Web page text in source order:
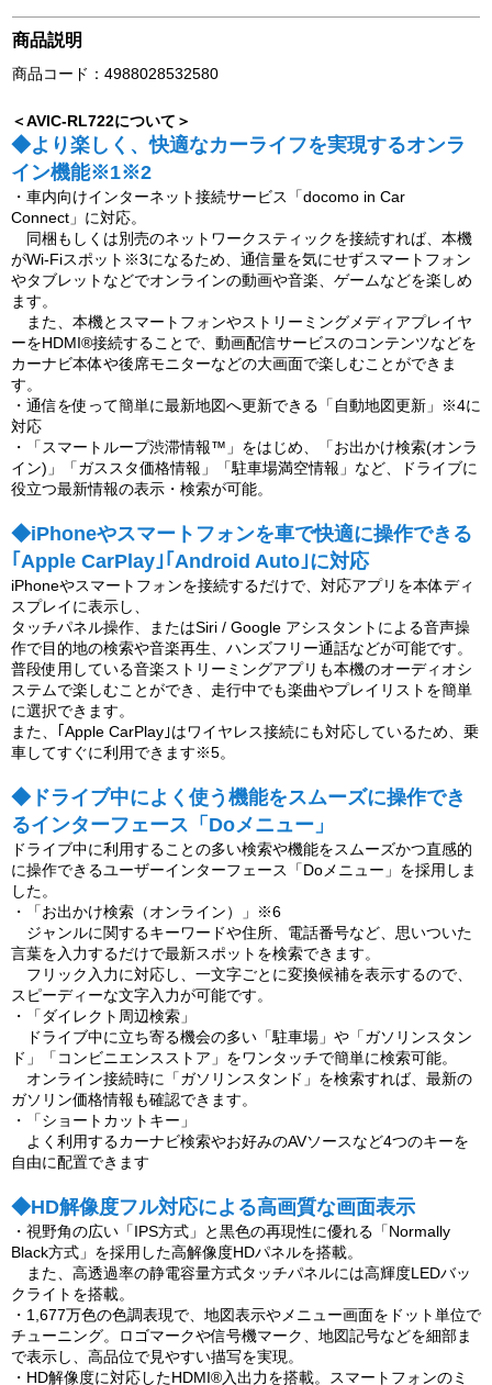
商品説明
商品コード：4988028532580
＜AVIC-RL722について＞
◆より楽しく、快適なカーライフを実現するオンラ
イン機能※1※2
・車内向けインターネット接続サービス「docomo in Car
Connect」に対応。
同梱もしくは別売のネットワークスティックを接続すれば、本機
がWi-Fiスポット※3になるため、通信量を気にせずスマートフォン
やタブレットなどでオンラインの動画や音楽、ゲームなどを楽しめ
ます。
また、本機とスマートフォンやストリーミングメディアプレイヤ
ーをHDMI®接続することで、動画配信サービスのコンテンツなどを
カーナビ本体や後席モニターなどの大画面で楽しむことができま
す。
・通信を使って簡単に最新地図へ更新できる「自動地図更新」※4に
対応
・「スマートループ渋滞情報™」をはじめ、「お出かけ検索(オンラ
イン)」「ガススタ価格情報」「駐車場満空情報」など、ドライブに
役立つ最新情報の表示・検索が可能。
◆iPhoneやスマートフォンを車で快適に操作できる
｢Apple CarPlay｣｢Android Auto｣に対応
iPhoneやスマートフォンを接続するだけで、対応アプリを本体ディ
スプレイに表示し、
タッチパネル操作、またはSiri / Google アシスタントによる音声操
作で目的地の検索や音楽再生、ハンズフリー通話などが可能です。
普段使用している音楽ストリーミングアプリも本機のオーディオシ
ステムで楽しむことができ、走行中でも楽曲やプレイリストを簡単
に選択できます。
また、｢Apple CarPlay｣はワイヤレス接続にも対応しているため、乗
車してすぐに利用できます※5。
◆ドライブ中によく使う機能をスムーズに操作でき
るインターフェース「Doメニュー」
ドライブ中に利用することの多い検索や機能をスムーズかつ直感的
に操作できるユーザーインターフェース「Doメニュー」を採用しま
した。
・「お出かけ検索（オンライン）」※6
ジャンルに関するキーワードや住所、電話番号など、思いついた
言葉を入力するだけで最新スポットを検索できます。
フリック入力に対応し、一文字ごとに変換候補を表示するので、
スピーディーな文字入力が可能です。
・「ダイレクト周辺検索」
ドライブ中に立ち寄る機会の多い「駐車場」や「ガソリンスタン
ド」「コンビニエンスストア」をワンタッチで簡単に検索可能。
オンライン接続時に「ガソリンスタンド」を検索すれば、最新の
ガソリン価格情報も確認できます。
・「ショートカットキー」
よく利用するカーナビ検索やお好みのAVソースなど4つのキーを
自由に配置できます
◆HD解像度フル対応による高画質な画面表示
・視野角の広い「IPS方式」と黒色の再現性に優れる「Normally
Black方式」を採用した高解像度HDパネルを搭載。
また、高透過率の静電容量方式タッチパネルには高輝度LEDバッ
クライトを搭載。
・1,677万色の色調表現で、地図表示やメニュー画面をドット単位で
チューニング。ロゴマークや信号機マーク、地図記号などを細部ま
で表示し、高品位で見やすい描写を実現。
・HD解像度に対応したHDMI®入出力を搭載。スマートフォンのミ